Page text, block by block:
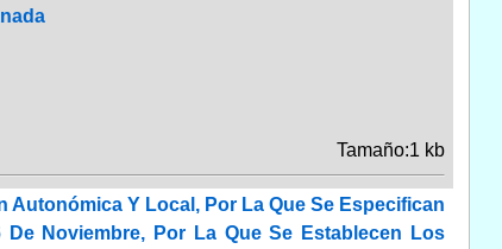
Tamaño:1 kb
Autonómica Y Local, Por La Que Se Especifican
Noviembre, Por La Que Se Establecen Los